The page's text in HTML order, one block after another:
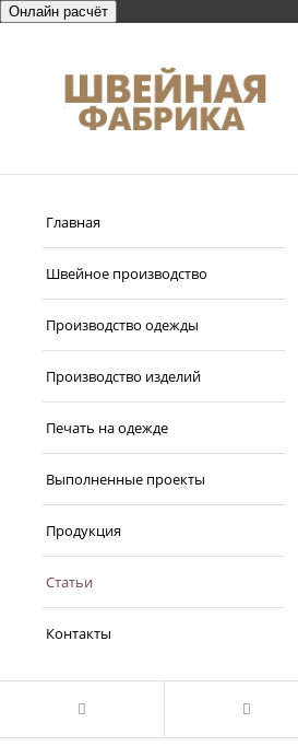
Онлайн расчёт
Главная
Швейное производство
Производство одежды
Производство изделий
Печать на одежде
Выполненные проекты
Продукция
Статьи
Контакты